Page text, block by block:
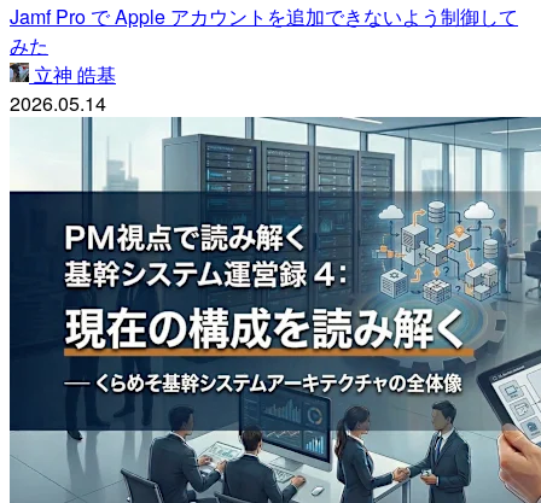
Jamf Pro で Apple アカウントを追加できないよう制御して
みた
立神 皓基
2026.05.14